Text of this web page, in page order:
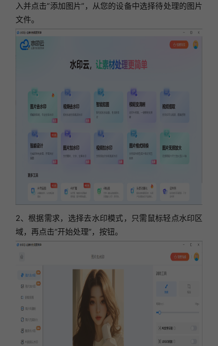
入并点击“添加图片”，从您的设备中选择待处理的图片
文件。
2、根据需求，选择去水印模式，只需鼠标轻点水印区
域，再点击“开始处理”，按钮。